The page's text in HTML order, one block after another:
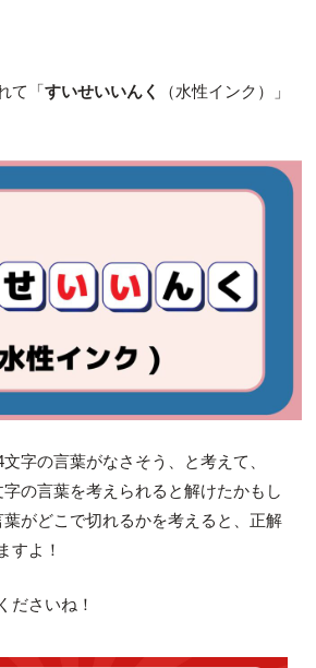
て「すいせいいんく
（水性インク）」
文字の言葉がなさそう、と考えて、
字の言葉を考えられると解けたかもし
がどこで切れるかを考えると、正解
すよ！
ださいね！